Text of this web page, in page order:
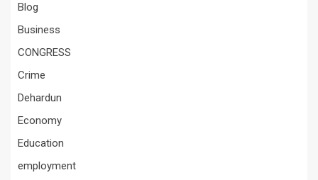
Blog
Business
CONGRESS
Crime
Dehardun
Economy
Education
employment